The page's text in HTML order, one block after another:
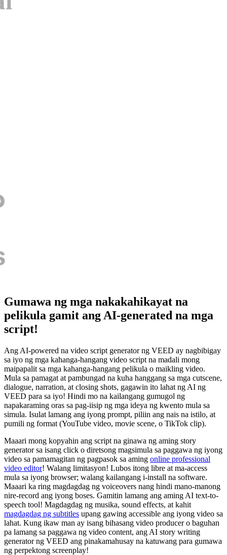
Gumawa ng mga nakakahikayat na
pelikula gamit ang AI-generated na mga
script!
Ang AI-powered na video script generator ng VEED ay nagbibigay
sa iyo ng mga kahanga-hangang video script na madali mong
maipapalit sa mga kahanga-hangang pelikula o maikling video.
Mula sa pamagat at pambungad na kuha hanggang sa mga cutscene,
dialogue, narration, at closing shots, gagawin ito lahat ng AI ng
VEED para sa iyo! Hindi mo na kailangang gumugol ng
napakaraming oras sa pag-iisip ng mga ideya ng kwento mula sa
simula. Isulat lamang ang iyong prompt, piliin ang nais na istilo, at
pumili ng format (YouTube video, movie scene, o TikTok clip).
Maaari mong kopyahin ang script na ginawa ng aming story
generator sa isang click o diretsong magsimula sa paggawa ng iyong
video sa pamamagitan ng pagpasok sa aming online professional
video editor! Walang limitasyon! Lubos itong libre at ma-access
mula sa iyong browser; walang kailangang i-install na software.
Maaari ka ring magdagdag ng voiceovers nang hindi mano-manong
nire-record ang iyong boses. Gamitin lamang ang aming AI text-to-
speech tool! Magdagdag ng musika, sound effects, at kahit
magdagdag ng subtitles upang gawing accessible ang iyong video sa
lahat. Kung ikaw man ay isang bihasang video producer o baguhan
pa lamang sa paggawa ng video content, ang AI story writing
generator ng VEED ang pinakamahusay na katuwang para gumawa
ng perpektong screenplay!